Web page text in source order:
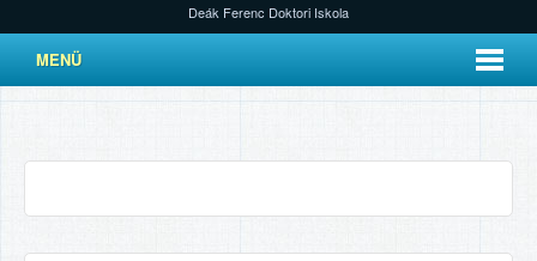
Deák Ferenc Doktori Iskola
MENÜ